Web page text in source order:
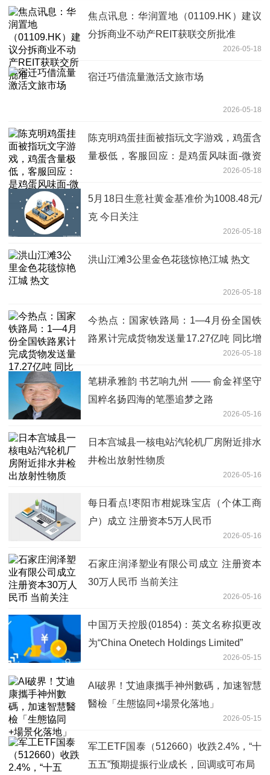
焦点讯息：华润置地（01109.HK）建议
分拆商业不动产REIT获联交所批准
2026-05-18
宿迁巧借流量激活文旅市场
2026-05-18
陈克明鸡蛋挂面被指玩文字游戏，鸡蛋含
量极低，客服回应：是鸡蛋风味面-微资
2026-05-18
5月18日生意社黄金基准价为1008.48元/
克 今日关注
2026-05-18
洪山江滩3公里金色花毯惊艳江城 热文
2026-05-18
今热点：国家铁路局：1—4月份全国铁
路累计完成货物发送量17.27亿吨 同比增
2026-05-18
笔耕承雅韵 书艺响九州 —— 俞金祥坚守
国粹名扬四海的笔墨追梦之路
2026-05-16
日本宫城县一核电站汽轮机厂房附近排水
井检出放射性物质
2026-05-16
每日看点!枣阳市柑妮珠宝店（个体工商
户）成立 注册资本5万人民币
2026-05-16
石家庄润泽塑业有限公司成立 注册资本
30万人民币 当前关注
2026-05-16
中国万天控股(01854)：英文名称拟更改
为“China Onetech Holdings Limited”
2026-05-15
AI破界！艾迪康攜手神州數碼，加速智慧
醫檢「生態協同+場景化落地」
2026-05-15
军工ETF国泰（512660）收跌2.4%，“十
五五”预期提振行业成长，回调或可布局